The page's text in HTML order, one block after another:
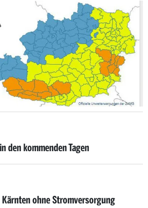
den kommenden Tagen
ohne Stromversorgung